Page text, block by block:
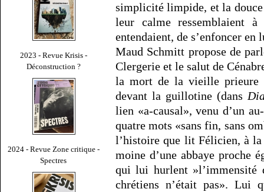
2023 - Revue Krisis -
Déconstruction ?
2024 - Revue Zone critique -
Spectres
simplicité limpide, et la
leur calme ressemblaient
entendaient, de s’enfoncer en
Maud Schmitt propose de
Clergerie et le salut de
la mort de la vieille prieure
devant la guillotine (dans
lien «a-causal», venu d’un
quatre mots «sans fin, sans
l’histoire que lit Félicien, à
moine d’une abbaye proche
qui lui hurlent »l’immensité
chrétiens n’était pas». Lui